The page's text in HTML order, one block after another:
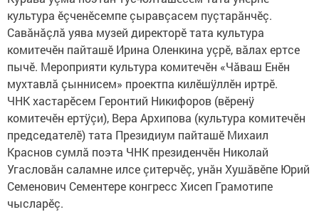
культура ĕçченĕсемпе çыравçасем пуçтарăнчĕç.
Савăнăçлă уява музей директорĕ тата культура
комитечĕн пайташĕ Ирина Оленкина уçрĕ, вăлах ертсе
пычĕ. Мероприяти культура комитечĕн «Чăваш Енĕн
мухтавлă çыннисем» проектпа килĕшÿллĕн иртрĕ.
ЧНК хастарĕсем Геронтий Никифоров (вĕренÿ
комитечĕн ертÿçи), Вера Архипова (культура комитечĕн
председателĕ) тата Президиум пайташĕ Михаил
Краснов сумлă поэта ЧНК президенчĕн Николай
Угасловăн саламне илсе çитерчĕç, унăн Хушăвĕпе Юрий
Семенович Сементере конгресс Хисеп Грамотипе
чысларĕç.